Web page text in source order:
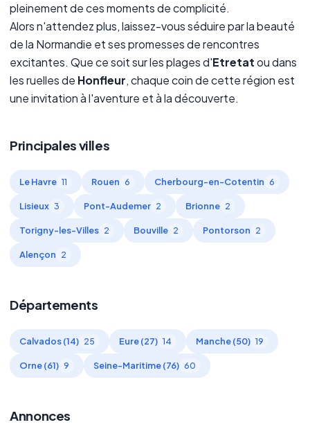
pleinement de ces moments de complicité.
Alors n'attendez plus, laissez-vous séduire par la beauté
de la Normandie et ses promesses de rencontres
excitantes. Que ce soit sur les plages d'Etretatou dans
les ruelles de Honfleur, chaque coin de cette région est
une invitation à l'aventure et à la découverte.
Principales villes
Le Havre 11 Rouen 6 Cherbourg-en-Cotentin 6
Lisieux 3 Pont-Audemer 2 Brionne 2
Torigny-les-Villes 2 Bouville 2 Pontorson 2
Alençon 2
Départements
Calvados (14) 25 Eure (27) 14 Manche (50) 19
Orne (61) 9 Seine-Maritime (76) 60
Annonces